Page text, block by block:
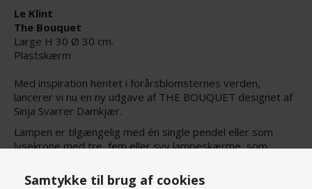
Samtykke til brug af cookies
Le Klint
The Bouquet
Large H 30 Ø 30 cm.
Plastskærm
Med inspiration hentet i forårsblomsternes verden,
lancerer vi nu en ny udgave af THE BOUQUET designet af
Sinja Svarrer Damkjær.
Lampen er tilgængelig med én single pendel eller som
lysekrone med tre, fem eller syv lampeskærme, som
svajende nedad i bløde buer.